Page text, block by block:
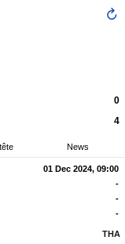
0
4
News
01 Dec 2024, 09:00
-
-
-
THA